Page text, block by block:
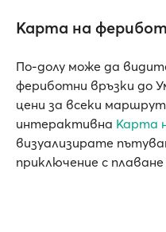
Карта на
По-долу може да
фериботни връзки до
цени за всеки
интерактивна Карта
визуализирате
приключение с